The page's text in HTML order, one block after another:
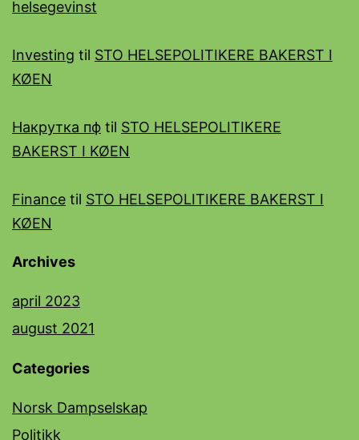
helsegevinst
Investing til STO HELSEPOLITIKERE BAKERST I
KØEN
Накрутка пф til STO HELSEPOLITIKERE
BAKERST I KØEN
Finance til STO HELSEPOLITIKERE BAKERST I
KØEN
Archives
april 2023
august 2021
Categories
Norsk Dampselskap
Politikk